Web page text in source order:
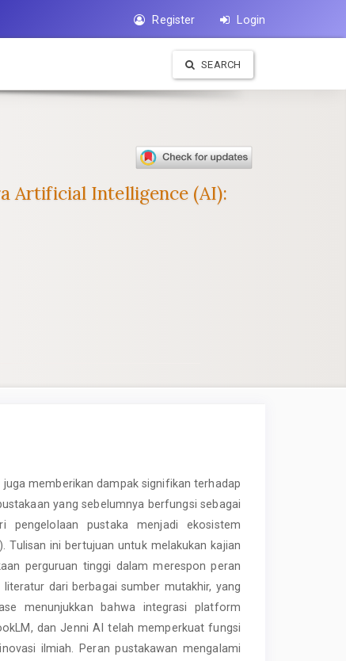
Register Login
SEARCH
Artificial Intelligence (AI):
memberikan dampak signifikan terhadap
yang sebelumnya berfungsi sebagai
pengelolaan pustaka menjadi ekosistem
Tulisan ini bertujuan untuk melakukan kajian
perguruan tinggi dalam merespon peran
dari berbagai sumber mutakhir, yang
menunjukkan bahwa integrasi platform
dan Jenni AI telah memperkuat fungsi
ilmiah. Peran pustakawan mengalami